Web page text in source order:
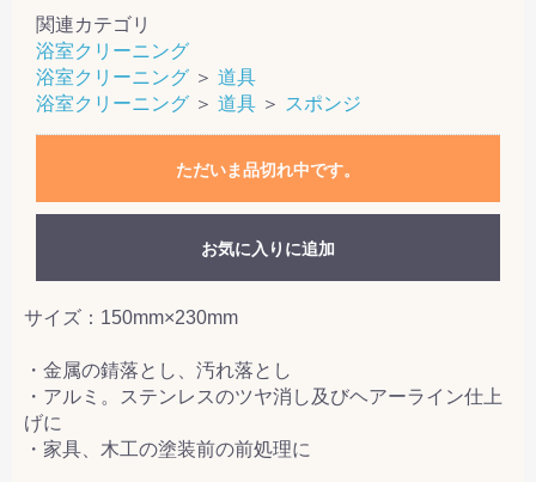
関連カテゴリ
浴室クリーニング
浴室クリーニング ＞ 道具
浴室クリーニング ＞ 道具 ＞ スポンジ
ただいま品切れ中です。
お気に入りに追加
サイズ：150mm×230mm
・金属の錆落とし、汚れ落とし
・アルミ。ステンレスのツヤ消し及びヘアーライン仕上
げに
・家具、木工の塗装前の前処理に